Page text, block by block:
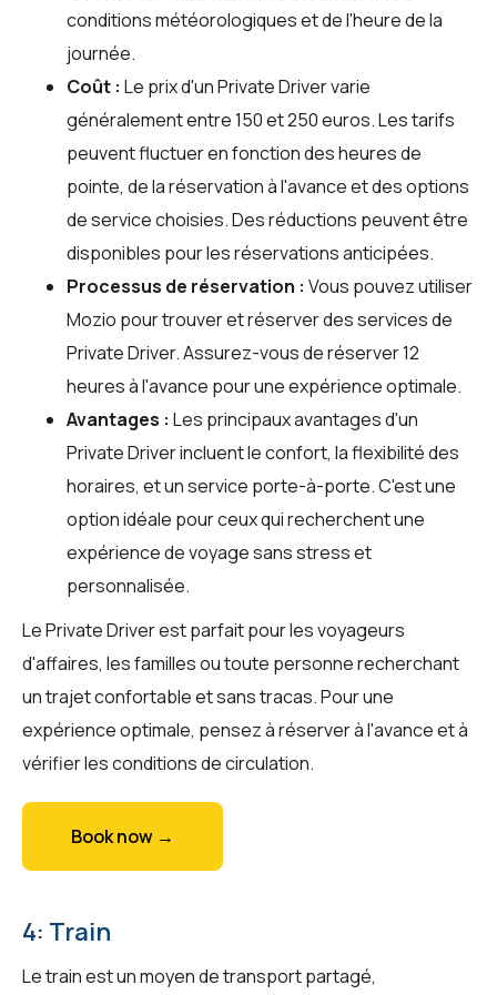
conditions météorologiques et de l'heure de la
journée.
Coût : Le prix d'un Private Driver varie
généralement entre 150 et 250 euros. Les tarifs
peuvent fluctuer en fonction des heures de
pointe, de la réservation à l'avance et des options
de service choisies. Des réductions peuvent être
disponibles pour les réservations anticipées.
Processus de réservation : Vous pouvez utiliser
Mozio pour trouver et réserver des services de
Private Driver. Assurez-vous de réserver 12
heures à l'avance pour une expérience optimale.
Avantages : Les principaux avantages d'un
Private Driver incluent le confort, la flexibilité des
horaires, et un service porte-à-porte. C'est une
option idéale pour ceux qui recherchent une
expérience de voyage sans stress et
personnalisée.
Le Private Driver est parfait pour les voyageurs
d'affaires, les familles ou toute personne recherchant
un trajet confortable et sans tracas. Pour une
expérience optimale, pensez à réserver à l'avance et à
vérifier les conditions de circulation.
Book now →
4: Train
Le train est un moyen de transport partagé,